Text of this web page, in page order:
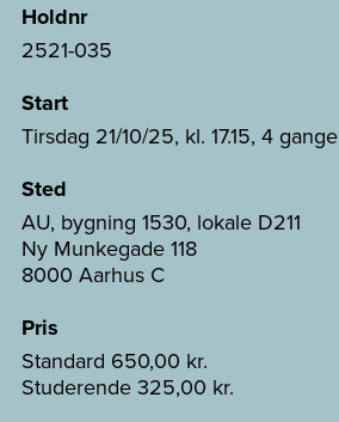
Holdnr
2521-035
Start
Tirsdag 21/10/25, kl. 17.15, 4 gange
Sted
AU, bygning 1530, lokale D211
Ny Munkegade 118
8000 Aarhus C
Pris
Standard 650,00 kr.
Studerende 325,00 kr.